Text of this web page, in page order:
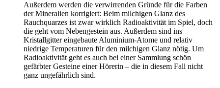
Außerdem werden die verwirrenden Gründe für die Farben
der Mineralien korrigiert: Beim milchigen Glanz des
Rauchquarzes ist zwar wirklich Radioaktivität im Spiel, doch
die geht vom Nebengestein aus. Außerdem sind ins
Kristallgitter eingebaute Aluminium-Atome und relativ
niedrige Temperaturen für den milchigen Glanz nötig. Um
Radioaktivität geht es auch bei einer Sammlung schön
gefärbter Gesteine einer Hörerin – die in diesem Fall nicht
ganz ungefährlich sind.